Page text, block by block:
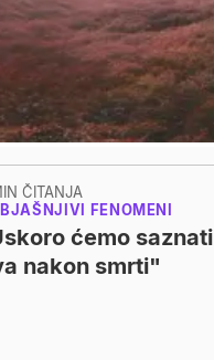
ČITANJA
FENOMENI
ćemo saznati
nakon smrti"